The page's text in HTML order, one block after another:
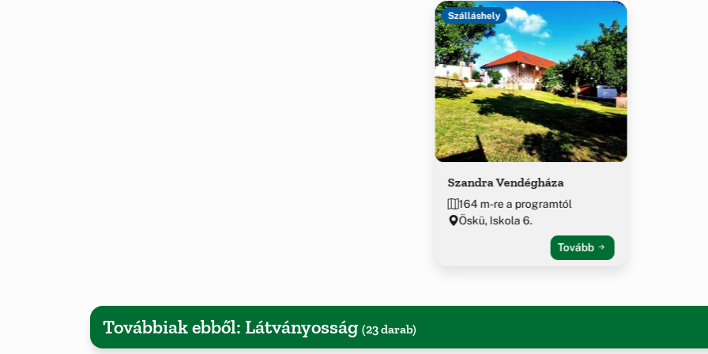
Szálláshely
Szandra Vendégháza
164 m-re a programtól
Öskü, Iskola 6.
Tovább
Továbbiak ebből: Látványosság (23 darab)